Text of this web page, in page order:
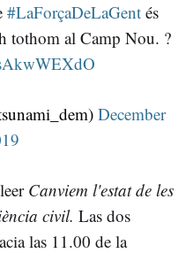
#LaForçaDeLaGentés
tothom al Camp Nou. ?
December
Canviem l'estat de les
civil. Las dos
las 11.00 de la